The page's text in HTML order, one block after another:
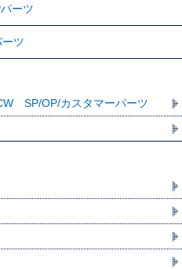
ーツ
ツ
SP/OP/カスタマーパーツ